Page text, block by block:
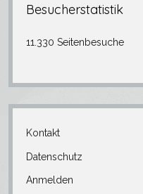
Besucherstatistik
11.330 Seitenbesuche
Kontakt
Datenschutz
Anmelden